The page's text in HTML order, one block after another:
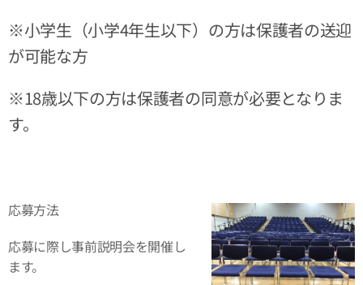
※小学生（小学4年生以下）の方は保護者の送迎
が可能な方
※18歳以下の方は保護者の同意が必要となりま
す。
応募方法
応募に際し事前説明会を開催し
ます。